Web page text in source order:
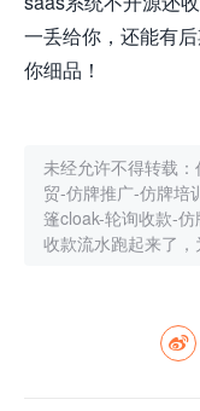
一丢给你，还能有
你细品！
未经允许不得转载：
贸-仿牌推广-仿牌培
篷cloak-轮询收款-
收款流水跑起来了